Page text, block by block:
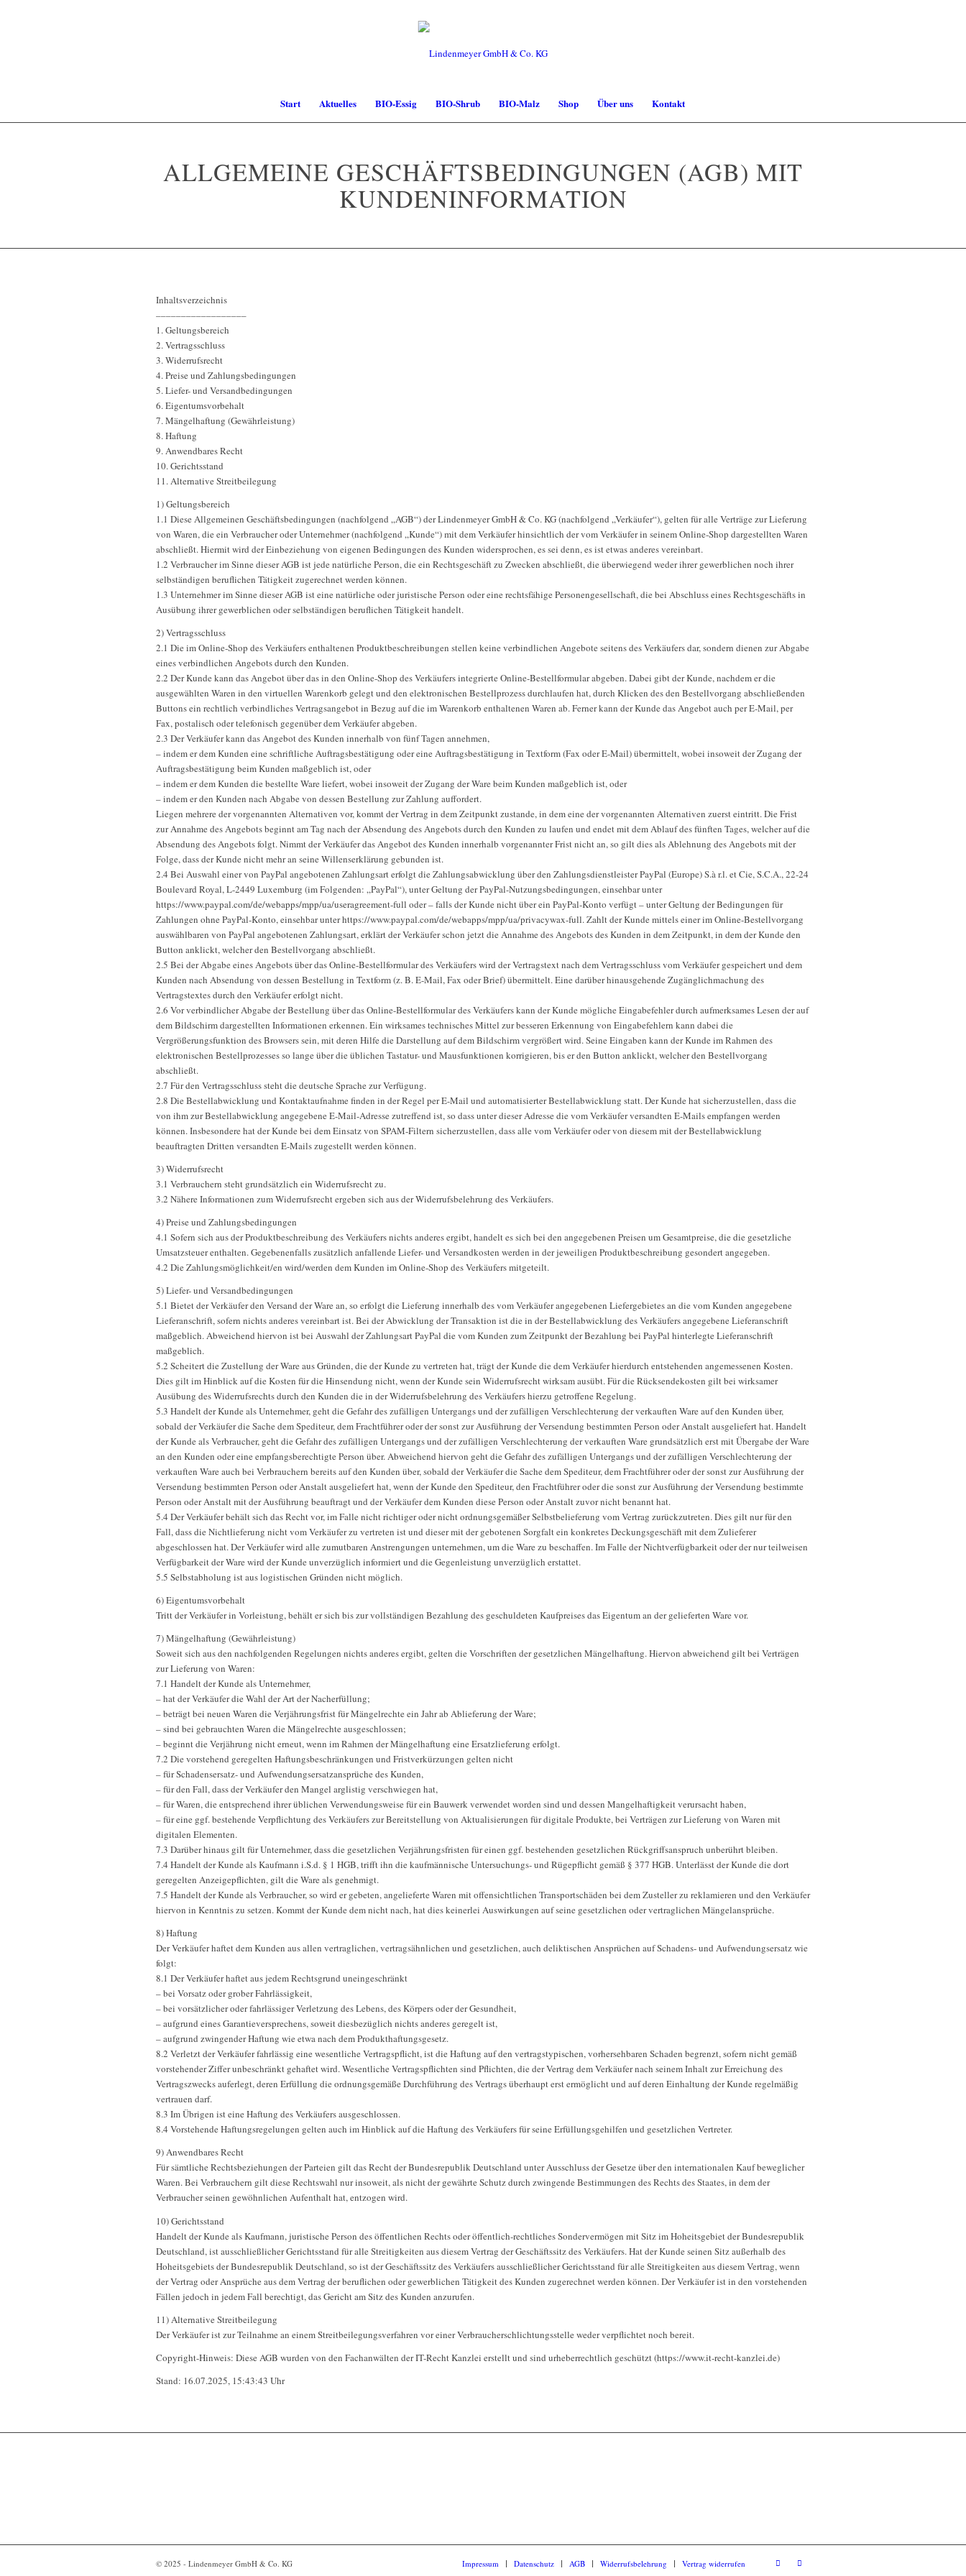
Start Aktuelles BIO-Essig BIO-Shrub BIO-Malz Shop Über uns Kontakt
ALLGEMEINE GESCHÄFTSBEDINGUNGEN (AGB) MIT
KUNDENINFORMATION
Inhaltsverzeichnis
––––––––––––––––––
1. Geltungsbereich
2. Vertragsschluss
3. Widerrufsrecht
4. Preise und Zahlungsbedingungen
5. Liefer- und Versandbedingungen
6. Eigentumsvorbehalt
7. Mängelhaftung (Gewährleistung)
8. Haftung
9. Anwendbares Recht
10. Gerichtsstand
11. Alternative Streitbeilegung
1) Geltungsbereich
1.1 Diese Allgemeinen Geschäftsbedingungen (nachfolgend „AGB“) der Lindenmeyer GmbH & Co. KG (nachfolgend „Verkäufer“), gelten für alle Verträge zur Lieferung
von Waren, die ein Verbraucher oder Unternehmer (nachfolgend „Kunde“) mit dem Verkäufer hinsichtlich der vom Verkäufer in seinem Online-Shop dargestellten Waren
abschließt. Hiermit wird der Einbeziehung von eigenen Bedingungen des Kunden widersprochen, es sei denn, es ist etwas anderes vereinbart.
1.2 Verbraucher im Sinne dieser AGB ist jede natürliche Person, die ein Rechtsgeschäft zu Zwecken abschließt, die überwiegend weder ihrer gewerblichen noch ihrer
selbständigen beruflichen Tätigkeit zugerechnet werden können.
1.3 Unternehmer im Sinne dieser AGB ist eine natürliche oder juristische Person oder eine rechtsfähige Personengesellschaft, die bei Abschluss eines Rechtsgeschäfts in
Ausübung ihrer gewerblichen oder selbständigen beruflichen Tätigkeit handelt.
2) Vertragsschluss
2.1 Die im Online-Shop des Verkäufers enthaltenen Produktbeschreibungen stellen keine verbindlichen Angebote seitens des Verkäufers dar, sondern dienen zur Abgabe
eines verbindlichen Angebots durch den Kunden.
2.2 Der Kunde kann das Angebot über das in den Online-Shop des Verkäufers integrierte Online-Bestellformular abgeben. Dabei gibt der Kunde, nachdem er die
ausgewählten Waren in den virtuellen Warenkorb gelegt und den elektronischen Bestellprozess durchlaufen hat, durch Klicken des den Bestellvorgang abschließenden
Buttons ein rechtlich verbindliches Vertragsangebot in Bezug auf die im Warenkorb enthaltenen Waren ab. Ferner kann der Kunde das Angebot auch per E-Mail, per
Fax, postalisch oder telefonisch gegenüber dem Verkäufer abgeben.
2.3 Der Verkäufer kann das Angebot des Kunden innerhalb von fünf Tagen annehmen,
– indem er dem Kunden eine schriftliche Auftragsbestätigung oder eine Auftragsbestätigung in Textform (Fax oder E-Mail) übermittelt, wobei insoweit der Zugang der
Auftragsbestätigung beim Kunden maßgeblich ist, oder
– indem er dem Kunden die bestellte Ware liefert, wobei insoweit der Zugang der Ware beim Kunden maßgeblich ist, oder
– indem er den Kunden nach Abgabe von dessen Bestellung zur Zahlung auffordert.
Liegen mehrere der vorgenannten Alternativen vor, kommt der Vertrag in dem Zeitpunkt zustande, in dem eine der vorgenannten Alternativen zuerst eintritt. Die Frist
zur Annahme des Angebots beginnt am Tag nach der Absendung des Angebots durch den Kunden zu laufen und endet mit dem Ablauf des fünften Tages, welcher auf die
Absendung des Angebots folgt. Nimmt der Verkäufer das Angebot des Kunden innerhalb vorgenannter Frist nicht an, so gilt dies als Ablehnung des Angebots mit der
Folge, dass der Kunde nicht mehr an seine Willenserklärung gebunden ist.
2.4 Bei Auswahl einer von PayPal angebotenen Zahlungsart erfolgt die Zahlungsabwicklung über den Zahlungsdienstleister PayPal (Europe) S.à r.l. et Cie, S.C.A., 22-24
Boulevard Royal, L-2449 Luxemburg (im Folgenden: „PayPal“), unter Geltung der PayPal-Nutzungsbedingungen, einsehbar unter
https://www.paypal.com/de/webapps/mpp/ua/useragreement-full oder – falls der Kunde nicht über ein PayPal-Konto verfügt – unter Geltung der Bedingungen für
Zahlungen ohne PayPal-Konto, einsehbar unter https://www.paypal.com/de/webapps/mpp/ua/privacywax-full. Zahlt der Kunde mittels einer im Online-Bestellvorgang
auswählbaren von PayPal angebotenen Zahlungsart, erklärt der Verkäufer schon jetzt die Annahme des Angebots des Kunden in dem Zeitpunkt, in dem der Kunde den
Button anklickt, welcher den Bestellvorgang abschließt.
2.5 Bei der Abgabe eines Angebots über das Online-Bestellformular des Verkäufers wird der Vertragstext nach dem Vertragsschluss vom Verkäufer gespeichert und dem
Kunden nach Absendung von dessen Bestellung in Textform (z. B. E-Mail, Fax oder Brief) übermittelt. Eine darüber hinausgehende Zugänglichmachung des
Vertragstextes durch den Verkäufer erfolgt nicht.
2.6 Vor verbindlicher Abgabe der Bestellung über das Online-Bestellformular des Verkäufers kann der Kunde mögliche Eingabefehler durch aufmerksames Lesen der auf
dem Bildschirm dargestellten Informationen erkennen. Ein wirksames technisches Mittel zur besseren Erkennung von Eingabefehlern kann dabei die
Vergrößerungsfunktion des Browsers sein, mit deren Hilfe die Darstellung auf dem Bildschirm vergrößert wird. Seine Eingaben kann der Kunde im Rahmen des
elektronischen Bestellprozesses so lange über die üblichen Tastatur- und Mausfunktionen korrigieren, bis er den Button anklickt, welcher den Bestellvorgang
abschließt.
2.7 Für den Vertragsschluss steht die deutsche Sprache zur Verfügung.
2.8 Die Bestellabwicklung und Kontaktaufnahme finden in der Regel per E-Mail und automatisierter Bestellabwicklung statt. Der Kunde hat sicherzustellen, dass die
von ihm zur Bestellabwicklung angegebene E-Mail-Adresse zutreffend ist, so dass unter dieser Adresse die vom Verkäufer versandten E-Mails empfangen werden
können. Insbesondere hat der Kunde bei dem Einsatz von SPAM-Filtern sicherzustellen, dass alle vom Verkäufer oder von diesem mit der Bestellabwicklung
beauftragten Dritten versandten E-Mails zugestellt werden können.
3) Widerrufsrecht
3.1 Verbrauchern steht grundsätzlich ein Widerrufsrecht zu.
3.2 Nähere Informationen zum Widerrufsrecht ergeben sich aus der Widerrufsbelehrung des Verkäufers.
4) Preise und Zahlungsbedingungen
4.1 Sofern sich aus der Produktbeschreibung des Verkäufers nichts anderes ergibt, handelt es sich bei den angegebenen Preisen um Gesamtpreise, die die gesetzliche
Umsatzsteuer enthalten. Gegebenenfalls zusätzlich anfallende Liefer- und Versandkosten werden in der jeweiligen Produktbeschreibung gesondert angegeben.
4.2 Die Zahlungsmöglichkeit/en wird/werden dem Kunden im Online-Shop des Verkäufers mitgeteilt.
5) Liefer- und Versandbedingungen
5.1 Bietet der Verkäufer den Versand der Ware an, so erfolgt die Lieferung innerhalb des vom Verkäufer angegebenen Liefergebietes an die vom Kunden angegebene
Lieferanschrift, sofern nichts anderes vereinbart ist. Bei der Abwicklung der Transaktion ist die in der Bestellabwicklung des Verkäufers angegebene Lieferanschrift
maßgeblich. Abweichend hiervon ist bei Auswahl der Zahlungsart PayPal die vom Kunden zum Zeitpunkt der Bezahlung bei PayPal hinterlegte Lieferanschrift
maßgeblich.
5.2 Scheitert die Zustellung der Ware aus Gründen, die der Kunde zu vertreten hat, trägt der Kunde die dem Verkäufer hierdurch entstehenden angemessenen Kosten.
Dies gilt im Hinblick auf die Kosten für die Hinsendung nicht, wenn der Kunde sein Widerrufsrecht wirksam ausübt. Für die Rücksendekosten gilt bei wirksamer
Ausübung des Widerrufsrechts durch den Kunden die in der Widerrufsbelehrung des Verkäufers hierzu getroffene Regelung.
5.3 Handelt der Kunde als Unternehmer, geht die Gefahr des zufälligen Untergangs und der zufälligen Verschlechterung der verkauften Ware auf den Kunden über,
sobald der Verkäufer die Sache dem Spediteur, dem Frachtführer oder der sonst zur Ausführung der Versendung bestimmten Person oder Anstalt ausgeliefert hat. Handelt
der Kunde als Verbraucher, geht die Gefahr des zufälligen Untergangs und der zufälligen Verschlechterung der verkauften Ware grundsätzlich erst mit Übergabe der Ware
an den Kunden oder eine empfangsberechtigte Person über. Abweichend hiervon geht die Gefahr des zufälligen Untergangs und der zufälligen Verschlechterung der
verkauften Ware auch bei Verbrauchern bereits auf den Kunden über, sobald der Verkäufer die Sache dem Spediteur, dem Frachtführer oder der sonst zur Ausführung der
Versendung bestimmten Person oder Anstalt ausgeliefert hat, wenn der Kunde den Spediteur, den Frachtführer oder die sonst zur Ausführung der Versendung bestimmte
Person oder Anstalt mit der Ausführung beauftragt und der Verkäufer dem Kunden diese Person oder Anstalt zuvor nicht benannt hat.
5.4 Der Verkäufer behält sich das Recht vor, im Falle nicht richtiger oder nicht ordnungsgemäßer Selbstbelieferung vom Vertrag zurückzutreten. Dies gilt nur für den
Fall, dass die Nichtlieferung nicht vom Verkäufer zu vertreten ist und dieser mit der gebotenen Sorgfalt ein konkretes Deckungsgeschäft mit dem Zulieferer
abgeschlossen hat. Der Verkäufer wird alle zumutbaren Anstrengungen unternehmen, um die Ware zu beschaffen. Im Falle der Nichtverfügbarkeit oder der nur teilweisen
Verfügbarkeit der Ware wird der Kunde unverzüglich informiert und die Gegenleistung unverzüglich erstattet.
5.5 Selbstabholung ist aus logistischen Gründen nicht möglich.
6) Eigentumsvorbehalt
Tritt der Verkäufer in Vorleistung, behält er sich bis zur vollständigen Bezahlung des geschuldeten Kaufpreises das Eigentum an der gelieferten Ware vor.
7) Mängelhaftung (Gewährleistung)
Soweit sich aus den nachfolgenden Regelungen nichts anderes ergibt, gelten die Vorschriften der gesetzlichen Mängelhaftung. Hiervon abweichend gilt bei Verträgen
zur Lieferung von Waren:
7.1 Handelt der Kunde als Unternehmer,
– hat der Verkäufer die Wahl der Art der Nacherfüllung;
– beträgt bei neuen Waren die Verjährungsfrist für Mängelrechte ein Jahr ab Ablieferung der Ware;
– sind bei gebrauchten Waren die Mängelrechte ausgeschlossen;
– beginnt die Verjährung nicht erneut, wenn im Rahmen der Mängelhaftung eine Ersatzlieferung erfolgt.
7.2 Die vorstehend geregelten Haftungsbeschränkungen und Fristverkürzungen gelten nicht
– für Schadensersatz- und Aufwendungsersatzansprüche des Kunden,
– für den Fall, dass der Verkäufer den Mangel arglistig verschwiegen hat,
– für Waren, die entsprechend ihrer üblichen Verwendungsweise für ein Bauwerk verwendet worden sind und dessen Mangelhaftigkeit verursacht haben,
– für eine ggf. bestehende Verpflichtung des Verkäufers zur Bereitstellung von Aktualisierungen für digitale Produkte, bei Verträgen zur Lieferung von Waren mit
digitalen Elementen.
7.3 Darüber hinaus gilt für Unternehmer, dass die gesetzlichen Verjährungsfristen für einen ggf. bestehenden gesetzlichen Rückgriffsanspruch unberührt bleiben.
7.4 Handelt der Kunde als Kaufmann i.S.d. § 1 HGB, trifft ihn die kaufmännische Untersuchungs- und Rügepflicht gemäß § 377 HGB. Unterlässt der Kunde die dort
geregelten Anzeigepflichten, gilt die Ware als genehmigt.
7.5 Handelt der Kunde als Verbraucher, so wird er gebeten, angelieferte Waren mit offensichtlichen Transportschäden bei dem Zusteller zu reklamieren und den Verkäufer
hiervon in Kenntnis zu setzen. Kommt der Kunde dem nicht nach, hat dies keinerlei Auswirkungen auf seine gesetzlichen oder vertraglichen Mängelansprüche.
8) Haftung
Der Verkäufer haftet dem Kunden aus allen vertraglichen, vertragsähnlichen und gesetzlichen, auch deliktischen Ansprüchen auf Schadens- und Aufwendungsersatz wie
folgt:
8.1 Der Verkäufer haftet aus jedem Rechtsgrund uneingeschränkt
– bei Vorsatz oder grober Fahrlässigkeit,
– bei vorsätzlicher oder fahrlässiger Verletzung des Lebens, des Körpers oder der Gesundheit,
– aufgrund eines Garantieversprechens, soweit diesbezüglich nichts anderes geregelt ist,
– aufgrund zwingender Haftung wie etwa nach dem Produkthaftungsgesetz.
8.2 Verletzt der Verkäufer fahrlässig eine wesentliche Vertragspflicht, ist die Haftung auf den vertragstypischen, vorhersehbaren Schaden begrenzt, sofern nicht gemäß
vorstehender Ziffer unbeschränkt gehaftet wird. Wesentliche Vertragspflichten sind Pflichten, die der Vertrag dem Verkäufer nach seinem Inhalt zur Erreichung des
Vertragszwecks auferlegt, deren Erfüllung die ordnungsgemäße Durchführung des Vertrags überhaupt erst ermöglicht und auf deren Einhaltung der Kunde regelmäßig
vertrauen darf.
8.3 Im Übrigen ist eine Haftung des Verkäufers ausgeschlossen.
8.4 Vorstehende Haftungsregelungen gelten auch im Hinblick auf die Haftung des Verkäufers für seine Erfüllungsgehilfen und gesetzlichen Vertreter.
9) Anwendbares Recht
Für sämtliche Rechtsbeziehungen der Parteien gilt das Recht der Bundesrepublik Deutschland unter Ausschluss der Gesetze über den internationalen Kauf beweglicher
Waren. Bei Verbrauchern gilt diese Rechtswahl nur insoweit, als nicht der gewährte Schutz durch zwingende Bestimmungen des Rechts des Staates, in dem der
Verbraucher seinen gewöhnlichen Aufenthalt hat, entzogen wird.
10) Gerichtsstand
Handelt der Kunde als Kaufmann, juristische Person des öffentlichen Rechts oder öffentlich-rechtliches Sondervermögen mit Sitz im Hoheitsgebiet der Bundesrepublik
Deutschland, ist ausschließlicher Gerichtsstand für alle Streitigkeiten aus diesem Vertrag der Geschäftssitz des Verkäufers. Hat der Kunde seinen Sitz außerhalb des
Hoheitsgebiets der Bundesrepublik Deutschland, so ist der Geschäftssitz des Verkäufers ausschließlicher Gerichtsstand für alle Streitigkeiten aus diesem Vertrag, wenn
der Vertrag oder Ansprüche aus dem Vertrag der beruflichen oder gewerblichen Tätigkeit des Kunden zugerechnet werden können. Der Verkäufer ist in den vorstehenden
Fällen jedoch in jedem Fall berechtigt, das Gericht am Sitz des Kunden anzurufen.
11) Alternative Streitbeilegung
Der Verkäufer ist zur Teilnahme an einem Streitbeilegungsverfahren vor einer Verbraucherschlichtungsstelle weder verpflichtet noch bereit.
Copyright-Hinweis: Diese AGB wurden von den Fachanwälten der IT-Recht Kanzlei erstellt und sind urheberrechtlich geschützt (https://www.it-recht-kanzlei.de)
Stand: 16.07.2025, 15:43:43 Uhr
© 2025 - Lindenmeyer GmbH & Co. KG Impressum Datenschutz AGB Widerrufsbelehrung Vertrag widerrufen